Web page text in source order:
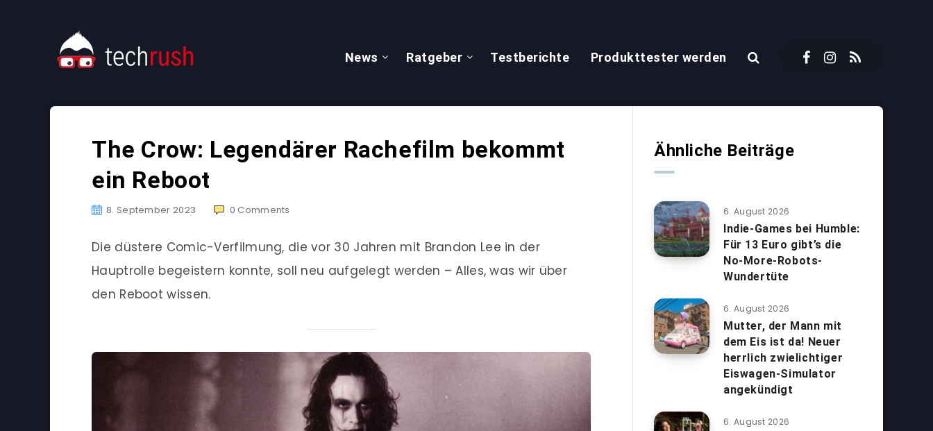
News Ratgeber Testberichte Produkttester werden
The Crow: Legendärer Rachefilm bekommt
ein Reboot
8. September 2023 0 Comments
Die düstere Comic-Verfilmung, die vor 30 Jahren mit Brandon Lee in der
Hauptrolle begeistern konnte, soll neu aufgelegt werden – Alles, was wir über
den Reboot wissen.
Ähnliche Beiträge
6. August 2026
Indie-Games bei Humble:
Für 13 Euro gibt’s die
No-More-Robots-
Wundertüte
6. August 2026
Mutter, der Mann mit
dem Eis ist da! Neuer
herrlich zwielichtiger
Eiswagen-Simulator
angekündigt
6. August 2026